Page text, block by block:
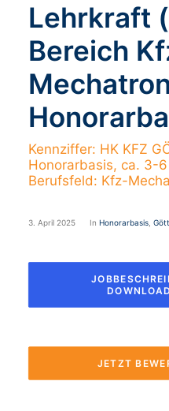
BEWERBEN
Lehrkraft
Bereich
Kennziffer: HK KFZ
Honorarbasis, ca. 3-
Berufsfeld: Kfz-
3. April 2025 In Honorarbasis
JETZT